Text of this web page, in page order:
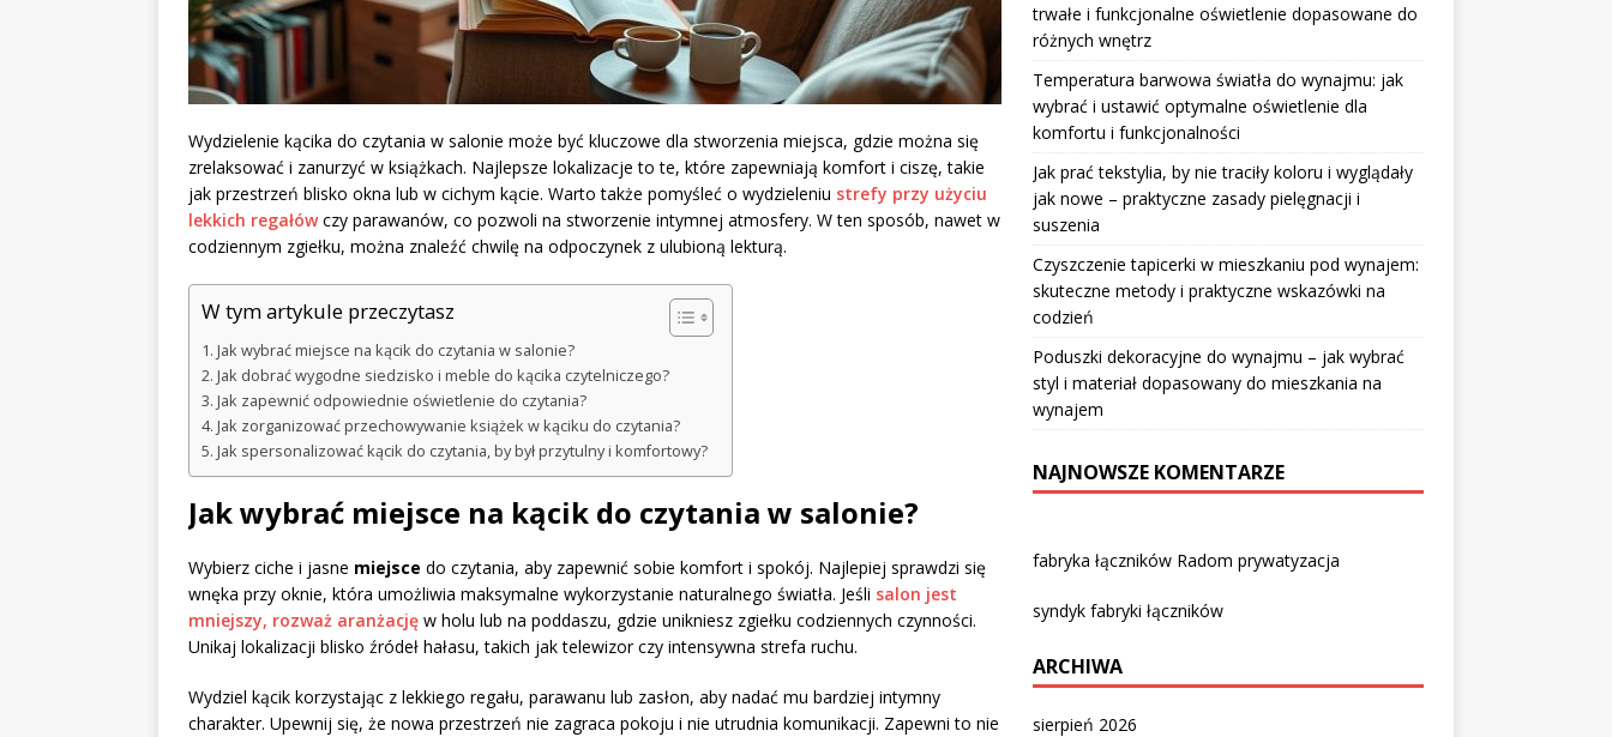
Wydzielenie kącika do czytania w salonie może być kluczowe dla stworzenia miejsca, gdzie można się
zrelaksować i zanurzyć w książkach. Najlepsze lokalizacje to te, które zapewniają komfort i ciszę, takie
jak przestrzeń blisko okna lub w cichym kącie. Warto także pomyśleć o wydzieleniu strefy przy użyciu
lekkich regałówczy parawanów, co pozwoli na stworzenie intymnej atmosfery. W ten sposób, nawet w
codziennym zgiełku, można znaleźć chwilę na odpoczynek z ulubioną lekturą.
W tym artykule przeczytasz
Jak wybrać miejsce na kącik do czytania w salonie?
Jak dobrać wygodne siedzisko i meble do kącika czytelniczego?
Jak zapewnić odpowiednie oświetlenie do czytania?
Jak zorganizować przechowywanie książek w kąciku do czytania?
Jak spersonalizować kącik do czytania, by był przytulny i komfortowy?
Jak wybrać miejsce na kącik do czytania w salonie?
Wybierz ciche i jasne miejsce do czytania, aby zapewnić sobie komfort i spokój. Najlepiej sprawdzi się
wnęka przy oknie, która umożliwia maksymalne wykorzystanie naturalnego światła. Jeśli salon jest
mniejszy, rozważ aranżację w holu lub na poddaszu, gdzie unikniesz zgiełku codziennych czynności.
Unikaj lokalizacji blisko źródeł hałasu, takich jak telewizor czy intensywna strefa ruchu.
Wydziel kącik korzystając z lekkiego regału, parawanu lub zasłon, aby nadać mu bardziej intymny
charakter. Upewnij się, że nowa przestrzeń nie zagraca pokoju i nie utrudnia komunikacji. Zapewni to nie
trwałe i funkcjonalne oświetlenie dopasowane do
różnych wnętrz
Temperatura barwowa światła do wynajmu: jak
wybrać i ustawić optymalne oświetlenie dla
komfortu i funkcjonalności
Jak prać tekstylia, by nie traciły koloru i wyglądały
jak nowe – praktyczne zasady pielęgnacji i
suszenia
Czyszczenie tapicerki w mieszkaniu pod wynajem:
skuteczne metody i praktyczne wskazówki na
codzień
Poduszki dekoracyjne do wynajmu – jak wybrać
styl i materiał dopasowany do mieszkania na
wynajem
NAJNOWSZE KOMENTARZE
fabryka łączników Radom prywatyzacja
syndyk fabryki łączników
ARCHIWA
sierpień 2026